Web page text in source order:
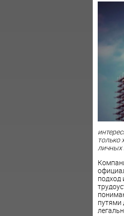
только
личных
подход
путями